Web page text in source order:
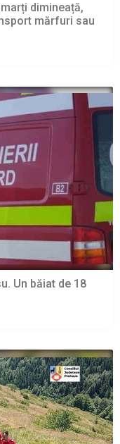
dimineață,
mărfuri sau
Un băiat de 18